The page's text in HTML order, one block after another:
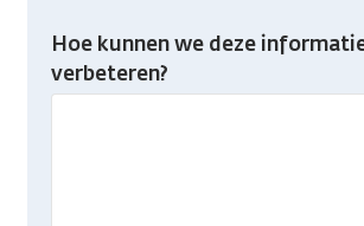
Heb
gevonden
Hoe kunnen we deze
verbeteren?